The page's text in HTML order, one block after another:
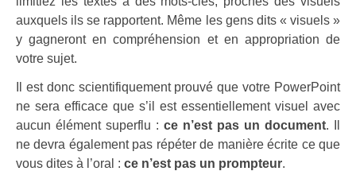
auxquels ils se rapportent. Même les gens dits « visuels »
y gagneront en compréhension et en appropriation de
votre sujet.
Il est donc scientifiquement prouvé que votre PowerPoint
ne sera efficace que s’il est essentiellement visuel avec
aucun élément superflu : ce n’est pas un document. Il
ne devra également pas répéter de manière écrite ce que
vous dites à l’oral : ce n’est pas un prompteur.